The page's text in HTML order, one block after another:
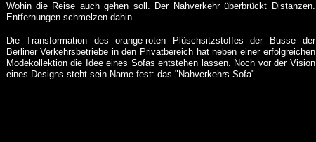
Wohin die Reise auch gehen soll. Der Nahverkehr überbrückt Distanzen.
Entfernungen schmelzen dahin.
Die Transformation des orange-roten Plüschsitzstoffes der Busse der
Berliner Verkehrsbetriebe in den Privatbereich hat neben einer erfolgreichen
Modekollektion die Idee eines Sofas entstehen lassen. Noch vor der Vision
eines Designs steht sein Name fest: das "Nahverkehrs-Sofa".